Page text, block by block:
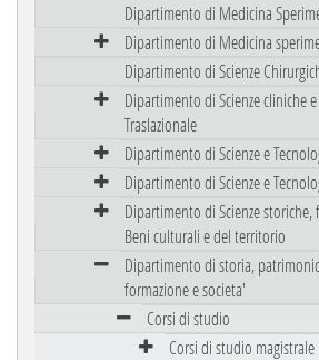
Dipartimento di Medicina
Dipartimento di Medicina
Dipartimento di Scienze
Dipartimento di Scienze cliniche
Traslazionale
Dipartimento di Scienze e
Dipartimento di Scienze e
Dipartimento di Scienze
Beni culturali e del territorio
Dipartimento di storia,
formazione e societa'
Corsi di studio
Corsi di studio magistrale